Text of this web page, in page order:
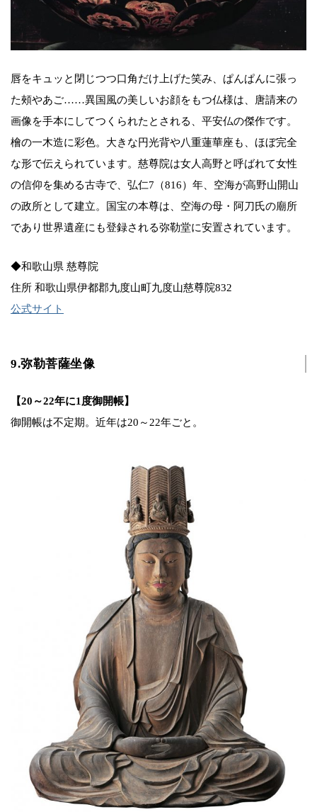
唇をキュッと閉じつつ口角だけ上げた笑み、ぱんぱんに張っ
た頰やあご……異国風の美しいお顔をもつ仏様は、唐請来の
画像を手本にしてつくられたとされる、平安仏の傑作です。
檜の一木造に彩色。大きな円光背や八重蓮華座も、ほぼ完全
な形で伝えられています。慈尊院は女人高野と呼ばれて女性
の信仰を集める古寺で、弘仁7（816）年、空海が高野山開山
の政所として建立。国宝の本尊は、空海の母・阿刀氏の廟所
であり世界遺産にも登録される弥勒堂に安置されています。
◆和歌山県 慈尊院
住所 和歌山県伊都郡九度山町九度山慈尊院832
公式サイト
9.弥勒菩薩坐像
【20～22年に1度御開帳】
御開帳は不定期。近年は20～22年ごと。